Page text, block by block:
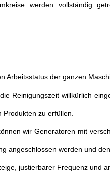
werden vollständig
Arbeitsstatus der ganzen
Reinigungszeit willkürlich
zu erfüllen.
wir Generatoren mit
angeschlossen werden und
justierbarer Frequenz und